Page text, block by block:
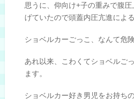
思うに、仰向け+子の重みで腹
げていたので頭蓋内圧亢進によ
ショベルカーごっこ、なんて危
あれ以来、こわくてショベルご
ます。
ショベルカー好き男児をお持ち